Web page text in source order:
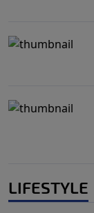
LIFESTYLE